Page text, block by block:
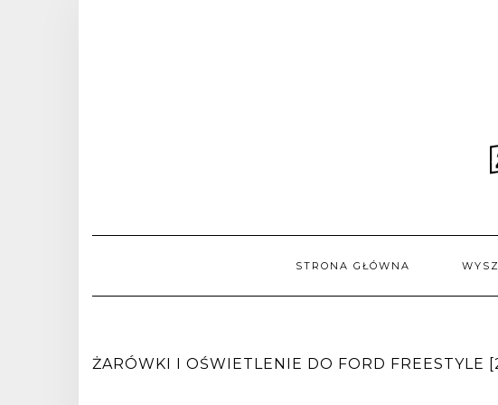
STRONA GŁÓWNA
ŻARÓWKI I OŚWIETLENIE DO FORD FREESTYLE